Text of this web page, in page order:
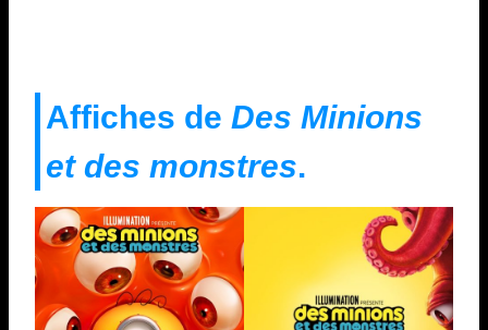
Affiches de Des Minions
et des monstres.